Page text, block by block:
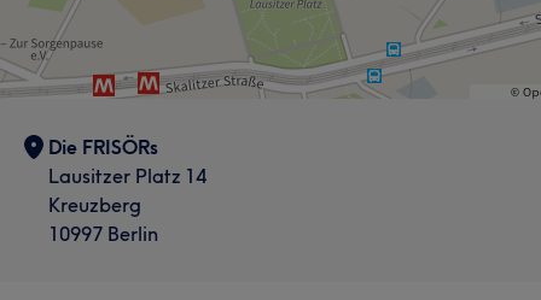
Die FRISÖRs
Lausitzer Platz 14
Kreuzberg
10997 Berlin